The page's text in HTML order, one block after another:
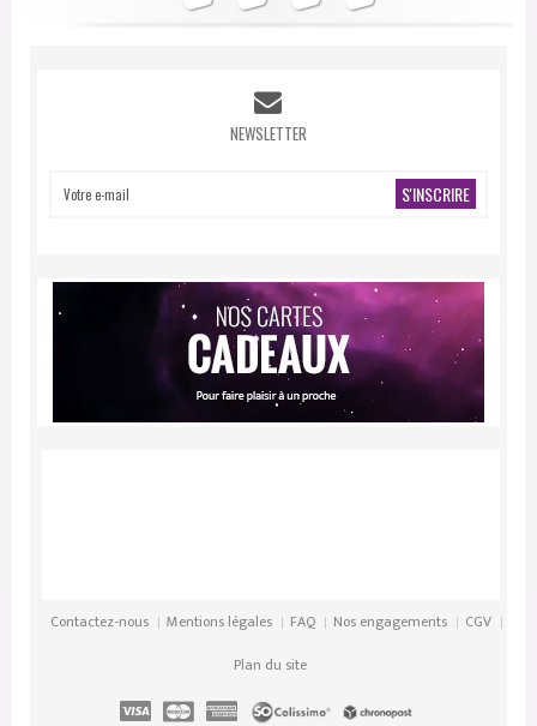
NEWSLETTER
S'INSCRIRE
Contactez-nous Mentions légales FAQ Nos engagements
CGV
Plan du site